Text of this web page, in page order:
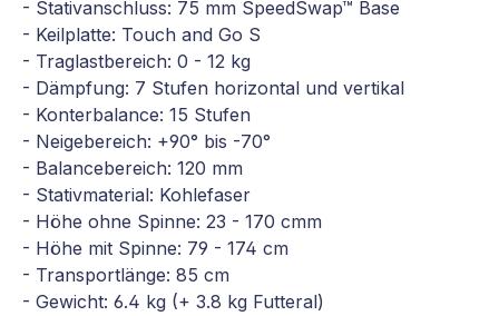
- Stativanschluss: 75 mm SpeedSwap™ Base
- Keilplatte: Touch and Go S
- Traglastbereich: 0 - 12 kg
- Dämpfung: 7 Stufen horizontal und vertikal
- Konterbalance: 15 Stufen
- Neigebereich: +90° bis -70°
- Balancebereich: 120 mm
- Stativmaterial: Kohlefaser
- Höhe ohne Spinne: 23 - 170 cmm
- Höhe mit Spinne: 79 - 174 cm
- Transportlänge: 85 cm
- Gewicht: 6.4 kg (+ 3.8 kg Futteral)